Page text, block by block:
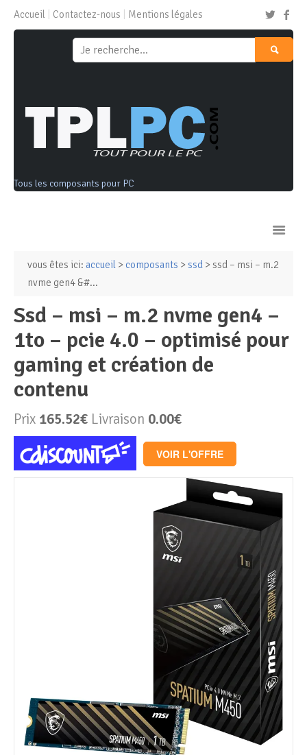
Accueil Contactez-nous Mentions légales
Tous les composants pour PC
Ordinateurs & Tablettes
PC de bureau
PC portable
Mini PC
PC Tout-en-un
Alimentation PC
Boitier PC
Carte graphique
Périphériques & Réseaux
Clavier & Souris
Ecran PC
vous êtes ici: accueil > composants > ssd > ssd – msi – m.2
nvme gen4 &#...
ssd – msi – m.2 nvme gen4 –
1to – pcie 4.0 – optimisé pour
gaming et création de
contenu
Prix 165.52€ Livraison 0.00€
VOIR L'OFFRE